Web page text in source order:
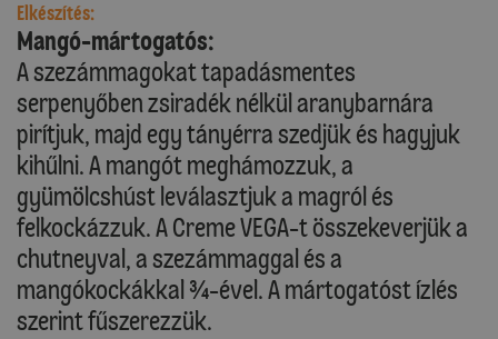
Elkészítés:
Mangó-mártogatós:
A szezámmagokat tapadásmentes
serpenyőben zsiradék nélkül aranybarnára
pirítjuk, majd egy tányérra szedjük és hagyjuk
kihűlni. A mangót meghámozzuk, a
gyümölcshúst leválasztjuk a magról és
felkockázzuk. A Creme VEGA-t összekeverjük a
chutneyval, a szezámmaggal és a
mangókockákkal ¾-ével. A mártogatóst ízlés
szerint fűszerezzük.